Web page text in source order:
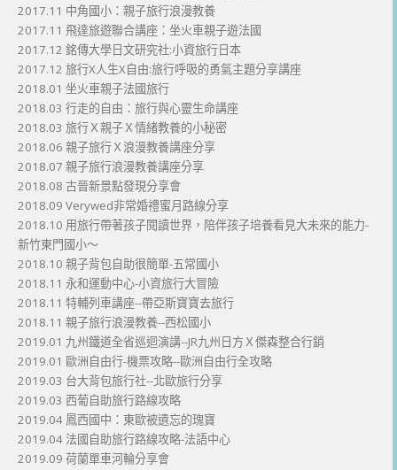
2017.11 中角國小：親子旅行浪漫教養
2017.11 飛達旅遊聯合講座：坐火車親子遊法國
2017.12 銘傳大學日文研究社:小資旅行日本
2017.12 旅行X人生X自由:旅行呼吸的勇氣主題分享講座
2018.01 坐火車親子法國旅行
2018.03 行走的自由：旅行與心靈生命講座
2018.03 旅行Ｘ親子Ｘ情緒教養的小秘密
2018.06 親子旅行Ｘ浪漫教養講座分享
2018.07 親子旅行浪漫教養講座分享
2018.08 古晉新景點發現分享會
2018.09 Verywed非常婚禮蜜月路線分享
2018.10 用旅行帶著孩子閱讀世界，陪伴孩子培養看見大未來的能力-
新竹東門國小～
2018.10 親子背包自助很簡單-五常國小
2018.11 永和運動中心-小資旅行大冒險
2018.11 特輔列車講座--帶亞斯寶寶去旅行
2018.11 親子旅行浪漫教養--西松國小
2019.01 九州鐵道全省巡迴演講--JR九州日方Ｘ傑森整合行銷
2019.01 歐洲自由行-機票攻略--歐洲自由行全攻略
2019.03 台大背包旅行社--北歐旅行分享
2019.03 西葡自助旅行路線攻略
2019.04 鳳西國中：東歐被遺忘的瑰寶
2019.04 法國自助旅行路線攻略-法語中心
2019.09 荷蘭單車河輪分享會